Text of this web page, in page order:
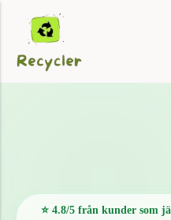
⭐ 4.8/5 från kunder som